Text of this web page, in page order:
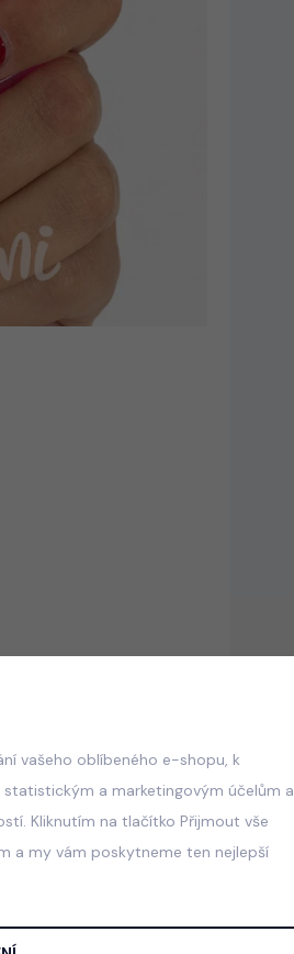
vašeho oblíbeného e-shopu, k
a marketingovým účelům a
Kliknutím na tlačítko Přijmout vše
a my vám poskytneme ten nejlepší